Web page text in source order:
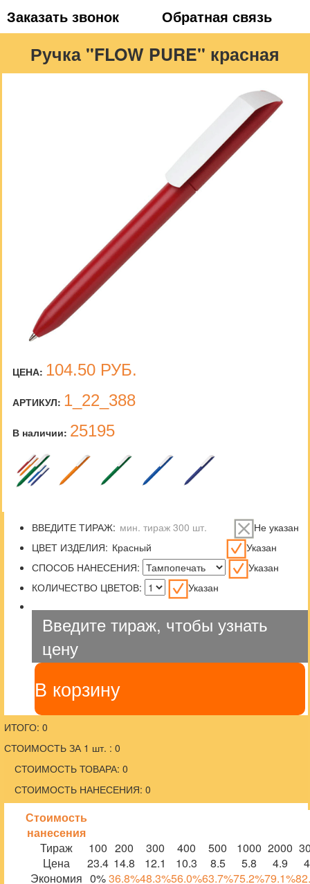
Заказать звонок
Обратная связь
Ручка "FLOW PURE" красная
ЦЕНА: 104.50 РУБ.
АРТИКУЛ: 1_22_388
В наличии: 25195
ВВЕДИТЕ ТИРАЖ:
Не указан
ЦВЕТ ИЗДЕЛИЯ:
Указан
СПОСОБ НАНЕСЕНИЯ:
Указан
КОЛИЧЕСТВО ЦВЕТОВ:
Указан
Введите тираж, чтобы узнать
цену
В корзину
ИТОГО: 0
СТОИМОСТЬ ЗА 1 шт. : 0
СТОИМОСТЬ ТОВАРА: 0
СТОИМОСТЬ НАНЕСЕНИЯ: 0
Стоимость
нанесения
Тираж
100 200 300 400 500 1000 2000
Цена
23.4 14.8 12.1 10.3 8.5 5.8 4.9
Экономия 0%36.8%48.3%56.0%63.7%75.2%79.1%